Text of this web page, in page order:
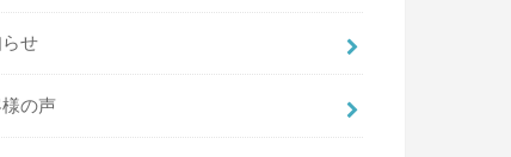
せ
の声